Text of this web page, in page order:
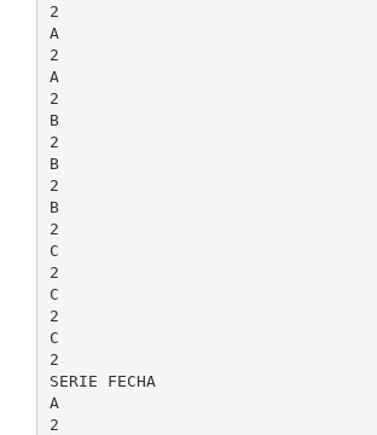
2
A
2
A
2
B
2
B
2
B
2
C
2
C
2
C
2
SERIE FECHA
A
2